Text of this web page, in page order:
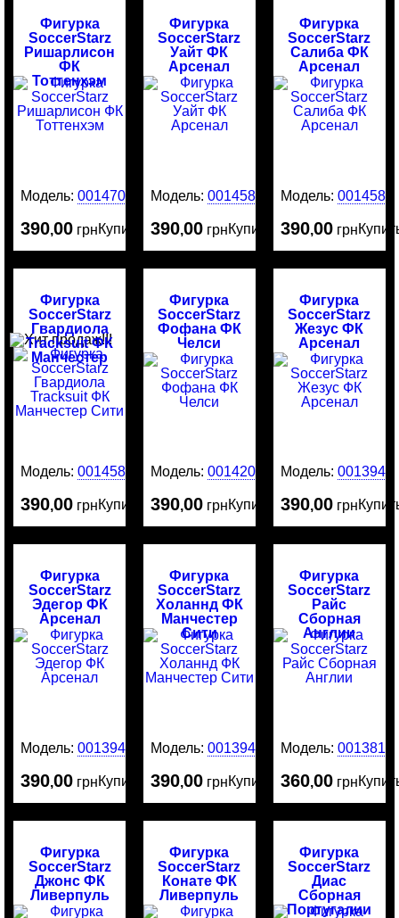
Фигурка
SoccerStarz
Ришарлисон
ФК
Тоттенхэм
Модель:0014706
390,00 грнКупить
Фигурка
SoccerStarz
Уайт ФК
Арсенал
Модель:0014587
390,00 грнКупить
Фигурка
SoccerStarz
Салиба ФК
Арсенал
Модель: 0014586
390,00 грн
Фигурка
SoccerStarz
Гвардиола
Tracksuit ФК
Манчестер
Сити
Модель:0014585
390,00 грнКупить
Фигурка
SoccerStarz
Фофана ФК
Челси
Модель:0014204
390,00 грнКупить
Фигурка
SoccerStarz
Жезус ФК
Арсенал
Модель: 0013949
390,00 грн
Фигурка
SoccerStarz
Эдегор ФК
Арсенал
Модель:0013946
390,00 грнКупить
Фигурка
SoccerStarz
Холаннд ФК
Манчестер
Сити
Модель:0013945
390,00 грнКупить
Фигурка
SoccerStarz
Райс
Сборная
Англии
Модель: 0013818
360,00 грн
Фигурка
SoccerStarz
Джонс ФК
Ливерпуль
Фигурка
SoccerStarz
Конате ФК
Ливерпуль
Фигурка
SoccerStarz
Диас
Сборная
Португалии